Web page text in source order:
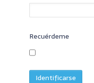
Recuérdeme
Identificarse